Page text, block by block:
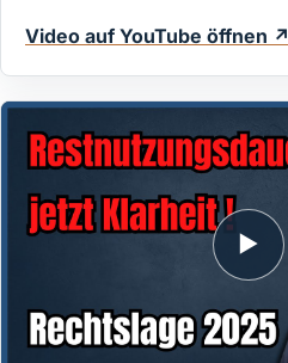
Video auf YouTube öffnen ↗
▶